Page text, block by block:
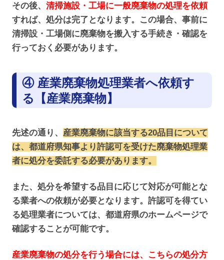
その後、 清掃施設・工場に一般廃棄物の処理を依頼
すれば、処分は完了となります。この場合、事前に
清掃設・工場側に廃棄物を搬入する手続き・確認を
行っておく必要があります。
④ 産業廃棄物処理業者へ依頼す
る【産業廃棄物】
先述の通り、 産業廃棄物に該当する20品目について
は、都道府県知事より許認可を受けた廃棄物処理業
者に処分を委託する必要があります。
また、処分を希望する品目に応じて対応が可能とな
る業者への依頼が必要となります。許認可を得てい
る処理業者については、都道府県のホームページで
確認することが可能です。
産業廃棄物の処分を行う場合には、こちらの処分方